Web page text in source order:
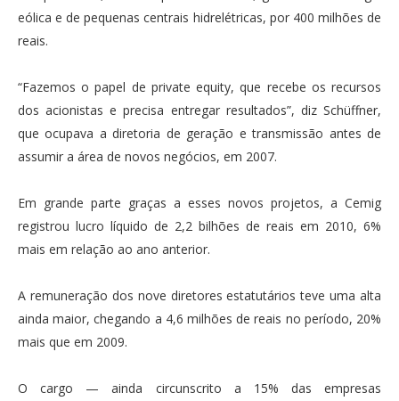
eólica e de pequenas centrais hidrelétricas, por 400 milhões de
reais.
“Fazemos o papel de private equity, que recebe os recursos
dos acionistas e precisa entregar resultados”, diz Schüffner,
que ocupava a diretoria de geração e transmissão antes de
assumir a área de novos negócios, em 2007.
Em grande parte graças a esses novos projetos, a Cemig
registrou lucro líquido de 2,2 bilhões de reais em 2010, 6%
mais em relação ao ano anterior.
A remuneração dos nove diretores estatutários teve uma alta
ainda maior, chegando a 4,6 milhões de reais no período, 20%
mais que em 2009.
O cargo — ainda circunscrito a 15% das empresas